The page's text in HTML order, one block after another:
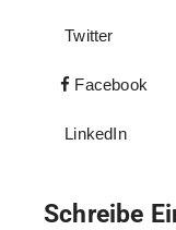
Twitter
Facebook
LinkedIn
Schreibe